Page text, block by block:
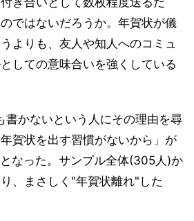
ではないだろうか。年賀状が儀
よりも、友人や知人へのコミュ
しての意味合いを強くしている
書かないという人にその理由を尋
賀状を出す習慣がないから」が
なった。サンプル全体(305人)か
、まさしく"年賀状離れ"した